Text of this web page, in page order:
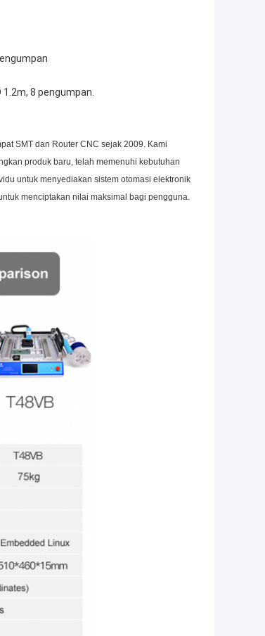
1.2m, 8 pengumpan.
SMT dan Router CNC sejak 2009. Kami
produk baru, telah memenuhi kebutuhan
untuk menyediakan sistem otomasi elektronik
menciptakan nilai maksimal bagi pengguna.